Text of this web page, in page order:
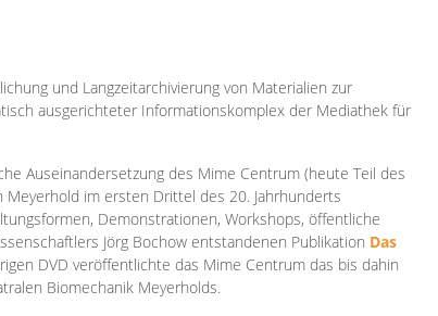
und Langzeitarchivierung von Materialien zur
ausgerichteter Informationskomplex der Mediathek für
Auseinandersetzung des Mime Centrum (heute Teil des
im ersten Drittel des 20. Jahrhunderts
Demonstrationen, Workshops, öffentliche
Jörg Bochow entstandenen Publikation Das
DVD veröffentlichte das Mime Centrum das bis dahin
Biomechanik Meyerholds.